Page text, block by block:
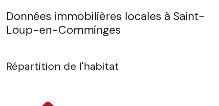
Données immobilières locales à Saint-
Loup-en-Comminges
Répartition de l'habitat